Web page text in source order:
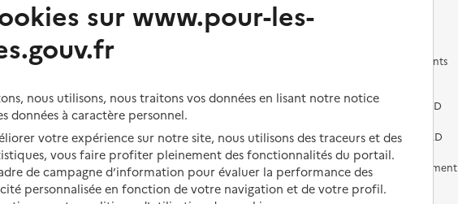
domicile
d'aide à domicile
de soins à domicile
d'accueil temporaire
son logement
Changer de logement
Vivre dans une résidence avec
services pour seniors
Vivre chez un proche
Vivre en accueil familial
Autres solutions de logement
Les différents établissements
Préparer l'entrée en EHPAD
Aides financières en EHPAD
Prévention, accompagnement
et soins
sur www.pour-les-
nous utilisons, nous traitons vos données en lisant notre notice
données à caractère personnel.
votre expérience sur notre site, nous utilisons des traceurs et des
vous faire profiter pleinement des fonctionnalités du portail.
de campagne d’information pour évaluer la performance des
personnalisée en fonction de votre navigation et de votre profil.